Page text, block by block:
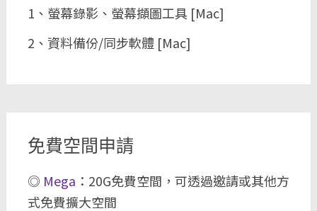
1、螢幕錄影、螢幕擷圖工具 [Mac]
2、資料備份/同步軟體 [Mac]
免費空間申請
◎ Mega ：20G免費空間，可透過邀請或其他方
式免費擴大空間